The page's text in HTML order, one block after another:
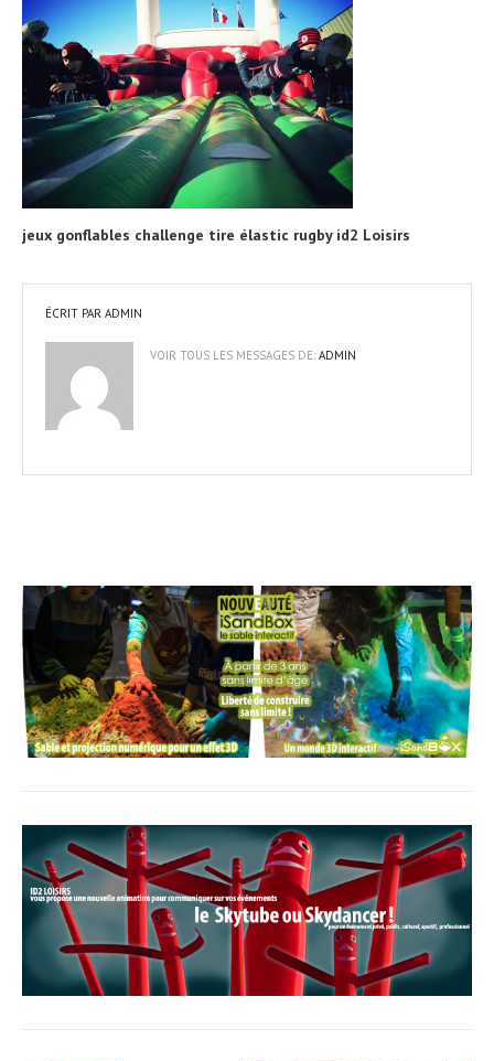
jeux gonflables challenge tire élastic rugby id2 Loisirs
ÉCRIT PAR ADMIN
VOIR TOUS LES MESSAGES DE: ADMIN